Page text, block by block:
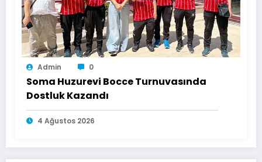
Admin 0
Soma Huzurevi Bocce Turnuvasında
Dostluk Kazandı
4 Ağustos 2026